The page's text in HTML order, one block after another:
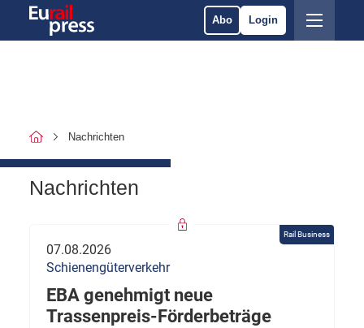
Abo Login
Nachrichten
Nachrichten
Rail Business
07.08.2026
Schienengüterverkehr
EBA genehmigt neue
Trassenpreis-Förderbeträge